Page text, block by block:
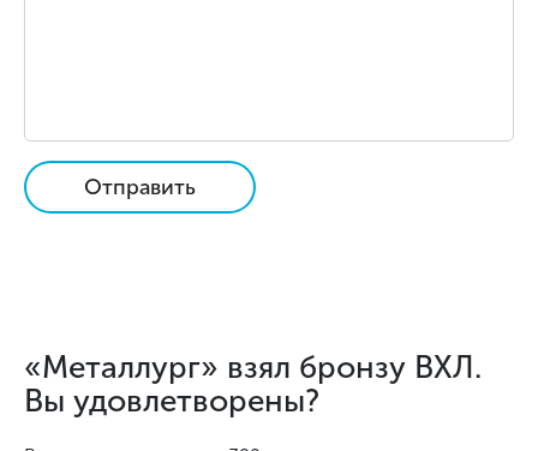
Отправить
«Металлург» взял бронзу ВХЛ.
Вы удовлетворены?